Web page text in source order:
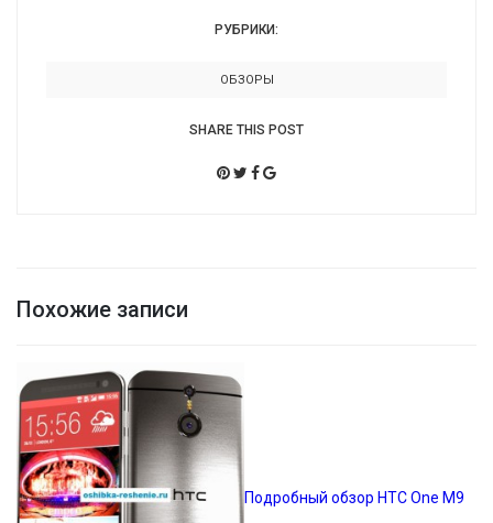
РУБРИКИ:
ОБЗОРЫ
SHARE THIS POST
Похожие записи
Подробный обзор HTC One M9